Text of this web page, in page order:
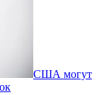
США могут